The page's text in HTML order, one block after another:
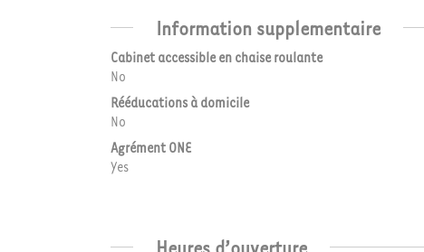
Information supplementaire
Cabinet accessible en chaise roulante
No
Rééducations à domicile
No
Agrément ONE
Yes
Heures d’ouverture